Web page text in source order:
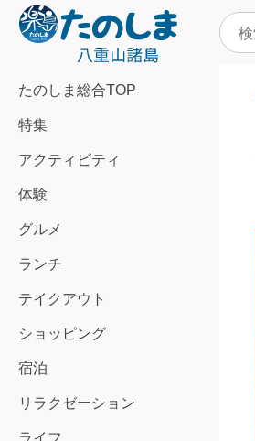
たのしま総合TOP
特集
アクティビティ
体験
グルメ
ランチ
テイクアウト
ショッピング
宿泊
リラクゼーション
ライフ